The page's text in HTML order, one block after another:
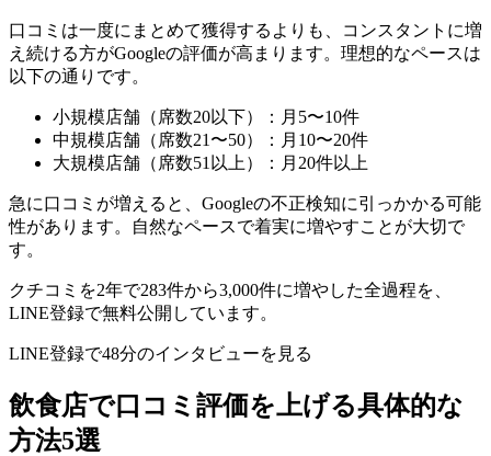
口コミは一度にまとめて獲得するよりも、コンスタントに増
え続ける方がGoogleの評価が高まります。理想的なペースは
以下の通りです。
小規模店舗（席数20以下）：月5〜10件
中規模店舗（席数21〜50）：月10〜20件
大規模店舗（席数51以上）：月20件以上
急に口コミが増えると、Googleの不正検知に引っかかる可能
性があります。自然なペースで着実に増やすことが大切で
す。
クチコミを2年で283件から3,000件に増やした全過程を、
LINE登録で無料公開しています。
LINE登録で48分のインタビューを見る
飲食店で口コミ評価を上げる具体的な
方法5選